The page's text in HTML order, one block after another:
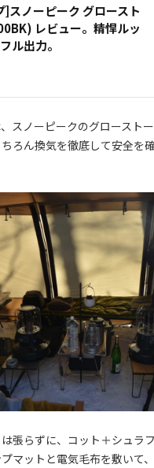
]スノーピーク グロースト
レビュー。精悍ルッ
ル出力。
スノーピークのグロースト
ろん換気を徹底して安全を
張らずに、コット＋シュラ
マットと電気毛布を敷いて